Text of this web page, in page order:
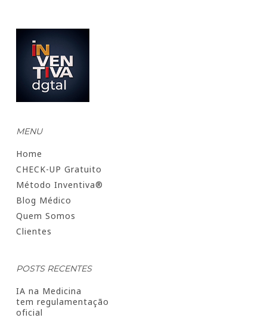
MENU
Home
CHECK-UP Gratuito
Método Inventiva®
Blog Médico
Quem Somos
Clientes
POSTS RECENTES
IA na Medicina
tem regulamentação
oficial